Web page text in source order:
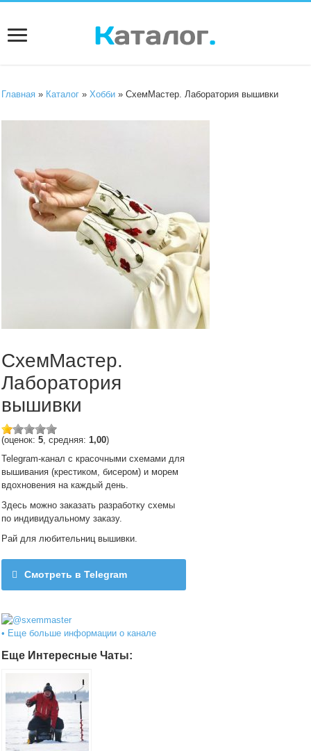
Главная » Каталог »Хобби » СхемМастер. Лаборатория вышивки
СхемМастер.
Лаборатория
вышивки
(оценок:5, средняя:1,00)
Telegram-канал с красочными схемами для
вышивания (крестиком, бисером) и морем
вдохновения на каждый день.
Здесь можно заказать разработку схемы
по индивидуальному заказу.
Рай для любительниц вышивки.
Смотреть в Telegram
• Еще больше информации о канале
Еще Интересные Чаты: